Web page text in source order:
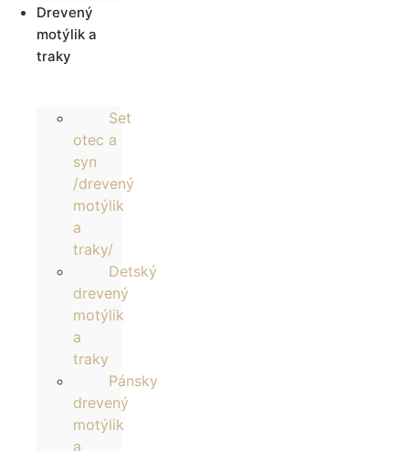
Drevený
motýlik a
traky
Set
otec a
syn
/drevený
motýlik
a
traky/
Detský
drevený
motýlik
a
traky
Pánsky
drevený
motýlik
a